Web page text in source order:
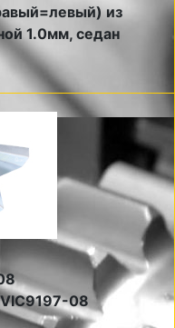
из
1.0мм, седан
08